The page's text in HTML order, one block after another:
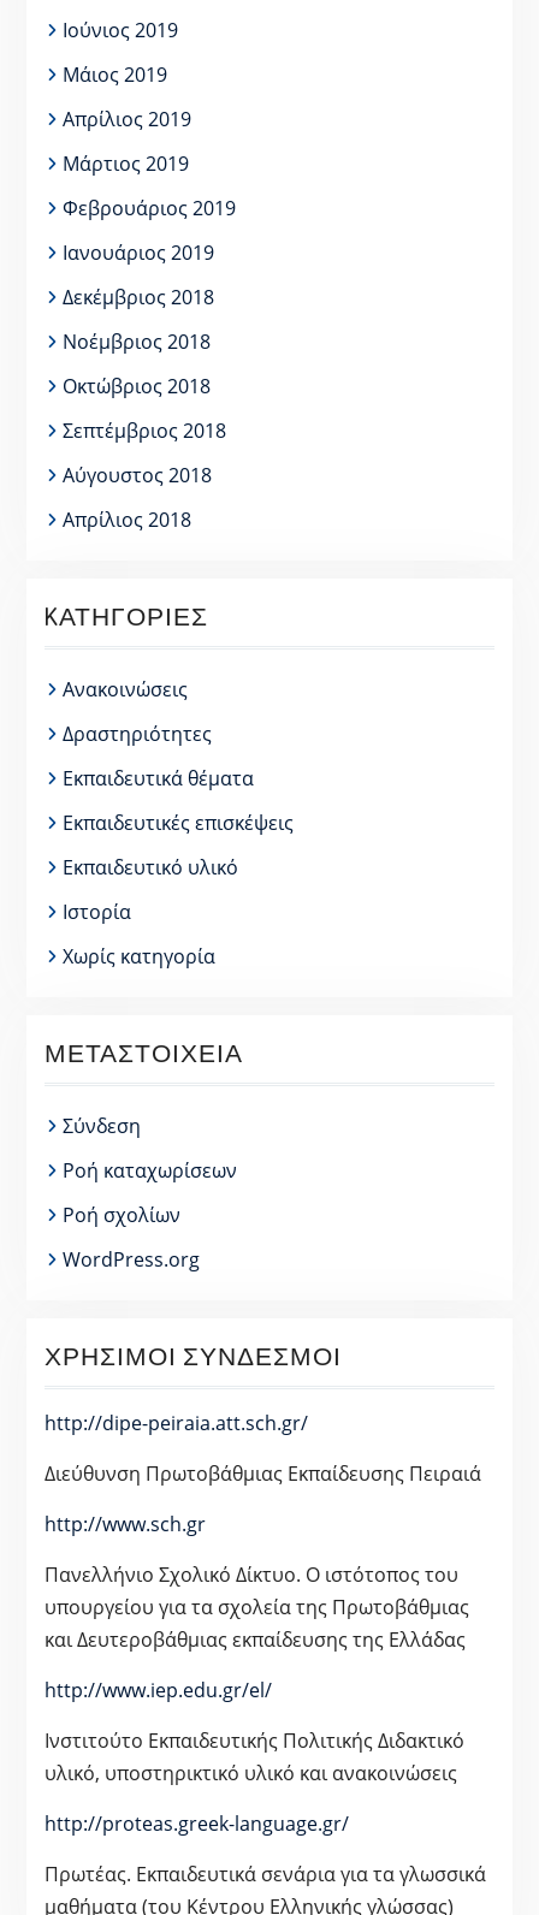
Ιούνιος 2019
Μάιος 2019
Απρίλιος 2019
Μάρτιος 2019
Φεβρουάριος 2019
Ιανουάριος 2019
Δεκέμβριος 2018
Νοέμβριος 2018
Οκτώβριος 2018
Σεπτέμβριος 2018
Αύγουστος 2018
Απρίλιος 2018
KΑΤΗΓΟΡΊΕΣ
Ανακοινώσεις
Δραστηριότητες
Εκπαιδευτικά θέματα
Εκπαιδευτικές επισκέψεις
Εκπαιδευτικό υλικό
Ιστορία
Χωρίς κατηγορία
ΜΕΤΑΣΤΟΙΧΕΊΑ
Σύνδεση
Ροή καταχωρίσεων
Ροή σχολίων
WordPress.org
ΧΡΉΣΙΜΟΙ ΣΎΝΔΕΣΜΟΙ
http://dipe-peiraia.att.sch.gr/
Διεύθυνση Πρωτοβάθμιας Εκπαίδευσης Πειραιά
http://www.sch.gr
Πανελλήνιο Σχολικό Δίκτυο. Ο ιστότοπος του
υπουργείου για τα σχολεία της Πρωτοβάθμιας
και Δευτεροβάθμιας εκπαίδευσης της Ελλάδας
http://www.iep.edu.gr/el/
Ινστιτούτο Εκπαιδευτικής Πολιτικής Διδακτικό
υλικό, υποστηρικτικό υλικό και ανακοινώσεις
http://proteas.greek-language.gr/
Πρωτέας. Εκπαιδευτικά σενάρια για τα γλωσσικά
μαθήματα (του Κέντρου Ελληνικής γλώσσας)